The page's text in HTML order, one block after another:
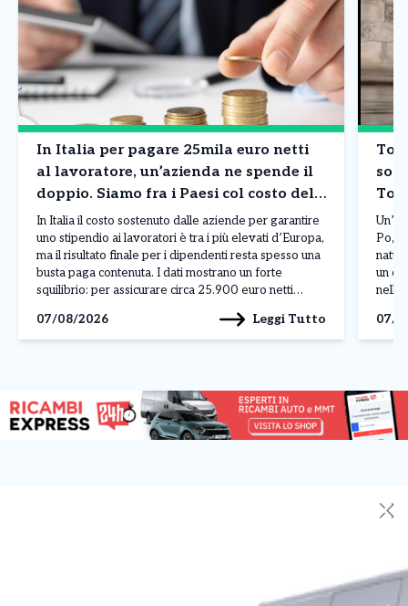
In Italia per pagare 25mila euro netti
al lavoratore, un’azienda ne spende il
doppio. Siamo fra i Paesi col costo del
lavoro più in alto in Europa. I dati
In Italia il costo sostenuto dalle aziende per garantire
uno stipendio ai lavoratori è tra i più elevati d’Europa,
ma il risultato finale per i dipendenti resta spesso una
busta paga contenuta. I dati mostrano un forte
squilibrio: per assicurare circa 25.900 euro netti
una spesa complessiva vicina […]
07/08/2026 Leggi Tutto
Po,
un
nelle
07/
✕